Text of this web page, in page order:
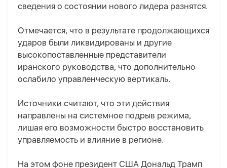
сведения о состоянии нового лидера разнятся.
Отмечается, что в результате продолжающихся
ударов были ликвидированы и другие
высокопоставленные представители
иранского руководства, что дополнительно
ослабило управленческую вертикаль.
Источники считают, что эти действия
направлены на системное подрыв режима,
лишая его возможности быстро восстановить
управляемость и влияние в регионе.
На этом фоне президент США Дональд Трамп